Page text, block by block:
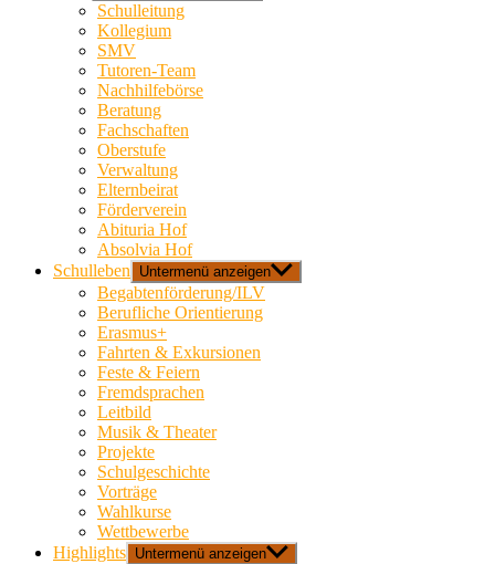
Schulleitung
Kollegium
SMV
Tutoren-Team
Nachhilfebörse
Beratung
Fachschaften
Oberstufe
Verwaltung
Elternbeirat
Förderverein
Abituria Hof
Absolvia Hof
Schulleben
Untermenü anzeigen
Begabtenförderung/ILV
Berufliche Orientierung
Erasmus+
Fahrten & Exkursionen
Feste & Feiern
Fremdsprachen
Leitbild
Musik & Theater
Projekte
Schulgeschichte
Vorträge
Wahlkurse
Wettbewerbe
Highlights Untermenü anzeigen